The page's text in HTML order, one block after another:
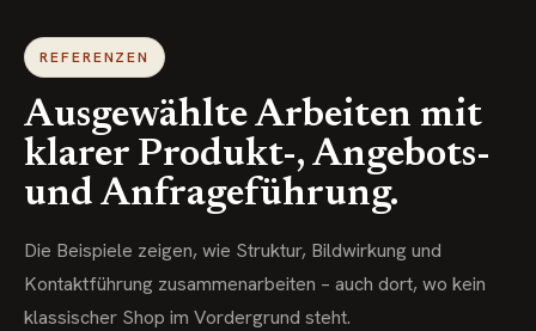
REFERENZEN
Ausgewählte Arbeiten mit
klarer Produkt-, Angebots-
und Anfrageführung.
Die Beispiele zeigen, wie Struktur, Bildwirkung und
Kontaktführung zusammenarbeiten – auch dort, wo kein
klassischer Shop im Vordergrund steht.